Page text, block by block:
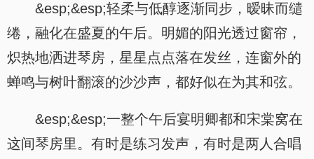
&esp;&esp;轻柔与低醇逐渐同步，暧昧而缱
绻，融化在盛夏的午后。明媚的阳光透过窗帘，
炽热地洒进琴房，星星点点落在发丝，连窗外的
蝉鸣与树叶翻滚的沙沙声，都好似在为其和弦。
&esp;&esp;一整个午后宴明卿都和宋棠窝在
这间琴房里。有时是练习发声，有时是两人合唱